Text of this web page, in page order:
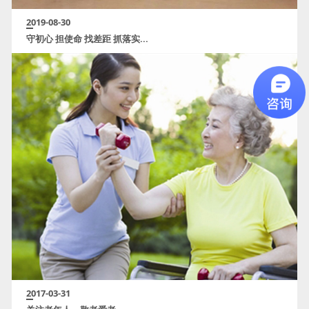
2019-08-30
守初心 担使命 找差距 抓落实...
2017-03-31